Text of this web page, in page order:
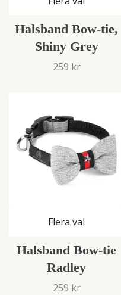
Halsband Bow-tie,
Shiny Grey
259 kr
Flera val
Halsband Bow-tie
Radley
259 kr